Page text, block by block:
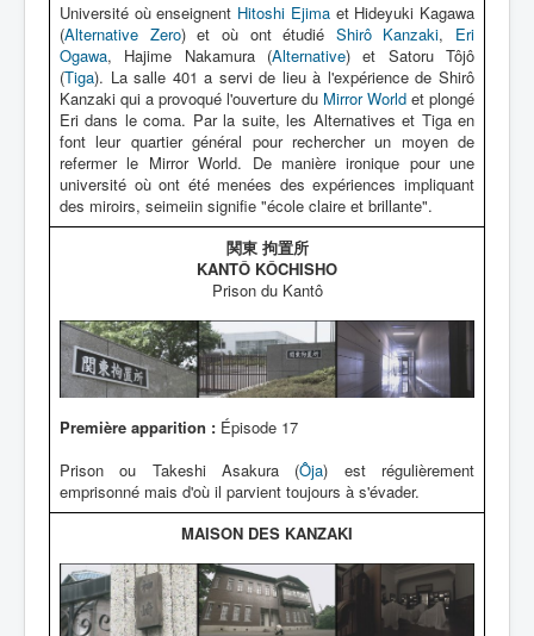
Université où enseignent Hitoshi Ejimaet Hideyuki Kagawa
(Alternative Zero) et où ont étudié Shirô Kanzaki, Eri
Ogawa, Hajime Nakamura (Alternative) et Satoru Tôjô
(Tiga). La salle 401 a servi de lieu à l'expérience de Shirô
Kanzaki qui a provoqué l'ouverture du Mirror World et plongé
Eri dans le coma. Par la suite, les Alternatives et Tiga en
font leur quartier général pour rechercher un moyen de
refermer le Mirror World. De manière ironique pour une
université où ont été menées des expériences impliquant
des miroirs, seimeiin signifie "école claire et brillante".
関東 拘置所
KANTÔ KÔCHISHO
Prison du Kantô
Première apparition : Épisode 17
Prison ou Takeshi Asakura (Ôja) est régulièrement
emprisonné mais d'où il parvient toujours à s'évader.
MAISON DES KANZAKI